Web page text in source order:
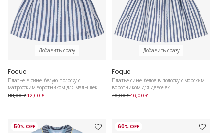
Добавить сразу
Foque
Платье в сине-белую полоску с
матросским воротником для малышек
83,00 £42,00 £
Добавить сразу
Foque
Платье сине-белое в полоску с морским
воротником для девочек
76,00 £46,00 £
50% OFF 60% OFF